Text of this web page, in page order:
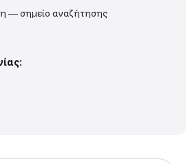
— σημείο αναζήτησης